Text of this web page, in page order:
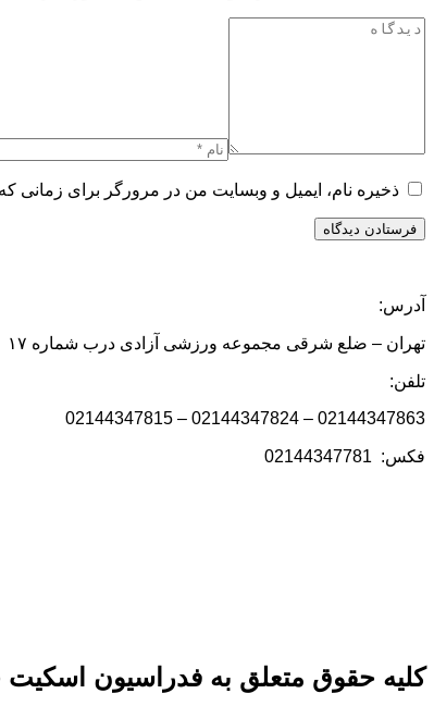
ذخیره نام، ایمیل و وبسایت من در مرورگر برای زمانی
آدرس:
تهران – ضلع شرقی مجموعه ورزشی آزادی درب شماره ۱۷
تلفن:
02144347863 – 02144347824 – 02144347815
فکس: 02144347781
کلیه حقوق متعلق به فدراسیون